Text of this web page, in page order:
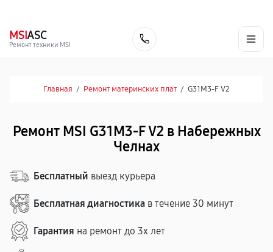
MSIASC
Ремонт техники MSI
Главная / Ремонт материнских плат / G31M3-F V2
Ремонт MSI G31M3-F V2 в Набережных
Челнах
Бесплатный выезд курьера
Бесплатная диагностика в течение 30 минут
Гарантия на ремонт до 3х лет